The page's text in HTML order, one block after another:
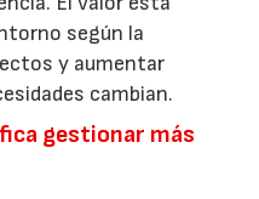
según la
y aumentar
cambian.
gestionar más